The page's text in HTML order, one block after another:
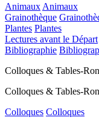
Animaux Animaux
Grainothèque
Plantes Plantes
Lectures avant le Départ
Bibliographie
Colloques & Tables-
Colloques & Tables-
Colloques Colloques